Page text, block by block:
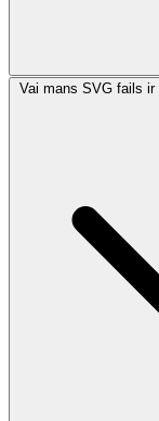
Vai mans SVG fails